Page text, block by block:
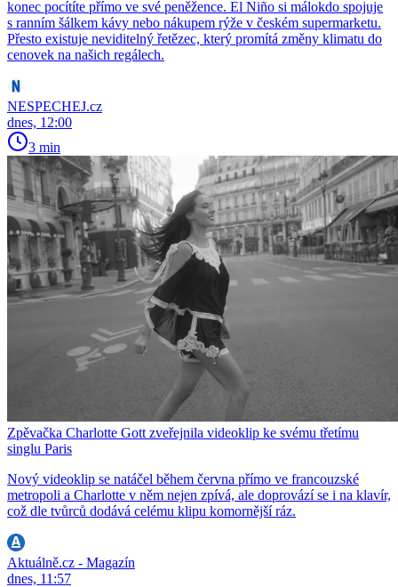
konec pocítíte přímo ve své peněžence. El Niño si málokdo spojuje
s ranním šálkem kávy nebo nákupem rýže v českém supermarketu.
Přesto existuje neviditelný řetězec, který promítá změny klimatu do
cenovek na našich regálech.
NESPECHEJ.cz
dnes, 12:00
3 min
Zpěvačka Charlotte Gott zveřejnila videoklip ke svému třetímu
singlu Paris
Nový videoklip se natáčel během června přímo ve francouzské
metropoli a Charlotte v něm nejen zpívá, ale doprovází se i na klavír,
což dle tvůrců dodává celému klipu komornější ráz.
Aktuálně.cz - Magazín
dnes, 11:57